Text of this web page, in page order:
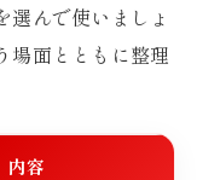
選んで使いましょ
場面とともに整理
内容